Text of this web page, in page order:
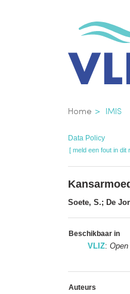
Home IMIS
Data Policy
[ meld een fout in dit
Soete, S.; De
Beschikbaar in
VLIZ:
Auteurs